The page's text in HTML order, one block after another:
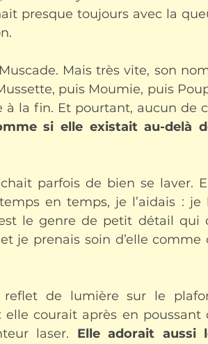
presque toujours avec la
Mais très vite, son
puis Moumie, puis
à la fin. Et pourtant, aucun de
si elle existait au-delà
parfois de bien se laver.
en temps, je l’aidais : je
le genre de petit détail qui
et je prenais soin d’elle comme
de lumière sur le
elle courait après en poussant
laser. Elle adorait aussi